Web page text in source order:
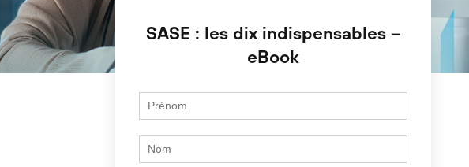
SASE : les dix indispensables –
eBook